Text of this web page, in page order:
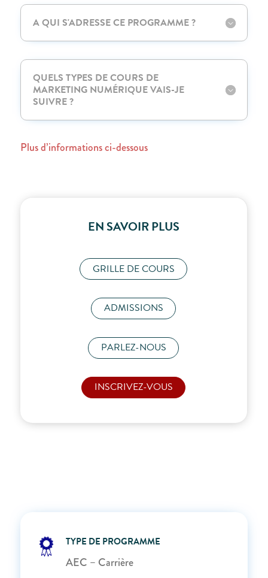
A QUI S'ADRESSE CE PROGRAMME ?
QUELS TYPES DE COURS DE
MARKETING NUMÉRIQUE VAIS-JE
SUIVRE ?
Plus d’informations ci-dessous
EN SAVOIR PLUS
GRILLE DE COURS
ADMISSIONS
PARLEZ-NOUS
INSCRIVEZ-VOUS
TYPE DE PROGRAMME
AEC – Carrière